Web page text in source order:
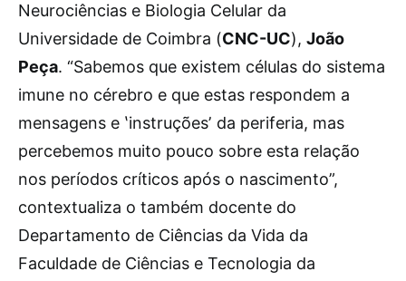
Neurociências e Biologia Celular da
Universidade de Coimbra (CNC-UC), João
Peça. “Sabemos que existem células do sistema
imune no cérebro e que estas respondem a
mensagens e ʽinstruçõesʼ da periferia, mas
percebemos muito pouco sobre esta relação
nos períodos críticos após o nascimento”,
contextualiza o também docente do
Departamento de Ciências da Vida da
Faculdade de Ciências e Tecnologia da